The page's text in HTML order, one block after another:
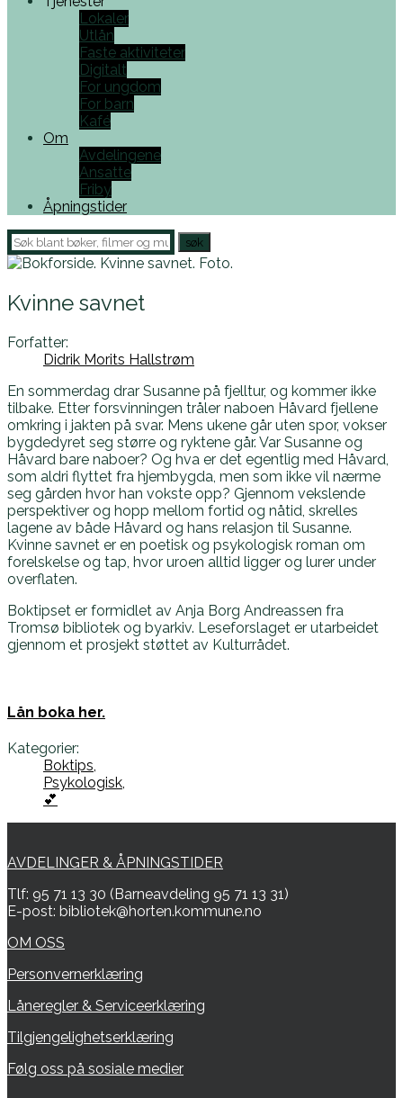
Lokaler
Utlån
Faste aktiviteter
Digitalt
For ungdom
For barn
Kafé
Om
Avdelingene
Ansatte
Friby
Åpningstider
Kvinne savnet
Forfatter:
Didrik Morits Hallstrøm
En sommerdag drar Susanne på fjelltur, og kommer ikke
tilbake. Etter forsvinningen tråler naboen Håvard fjellene
omkring i jakten på svar. Mens ukene går uten spor, vokser
bygdedyret seg større og ryktene går. Var Susanne og
Håvard bare naboer? Og hva er det egentlig med Håvard,
som aldri flyttet fra hjembygda, men som ikke vil nærme
seg gården hvor han vokste opp? Gjennom vekslende
perspektiver og hopp mellom fortid og nåtid, skrelles
lagene av både Håvard og hans relasjon til Susanne.
Kvinne savnet er en poetisk og psykologisk roman om
forelskelse og tap, hvor uroen alltid ligger og lurer under
overflaten.
Boktipset er formidlet av Anja Borg Andreassen fra
Tromsø bibliotek og byarkiv. Leseforslaget er utarbeidet
gjennom et prosjekt støttet av Kulturrådet.
Lån boka her.
Kategorier:
Boktips,
Psykologisk,
💕
AVDELINGER & ÅPNINGSTIDER
Tlf: 95 71 13 30 (Barneavdeling 95 71 13 31)
E-post: bibliotek@horten.kommune.no
OM OSS
Personvernerklæring
Låneregler & Serviceerklæring
Tilgjengelighetserklæring
Følg oss på sosiale medier